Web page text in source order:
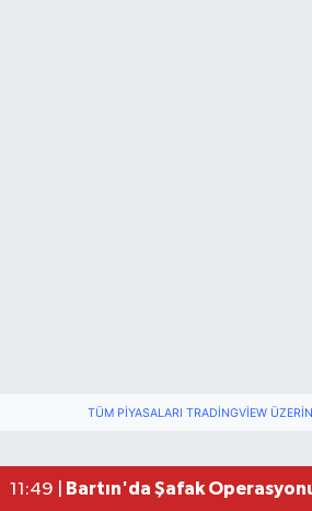
TÜM PIYASALARI TRADINGVIEW
11:49 | Bartın'da Şafak